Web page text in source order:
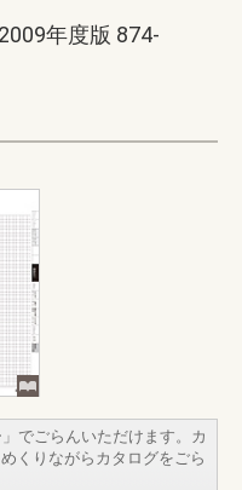
年度版 874-
でごらんいただけます。カ
くりながらカタログをごら